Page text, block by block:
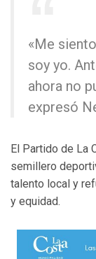
«Me
soy yo.
ahora no
expresó
El Partido de La
semillero
talento local y
y equidad.